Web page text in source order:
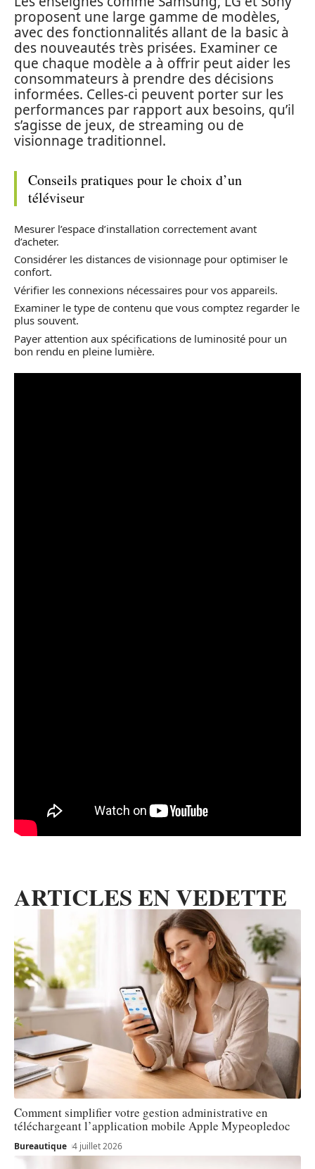
proposent une large gamme de modèles,
avec des fonctionnalités allant de la basic à
des nouveautés très prisées. Examiner ce
que chaque modèle a à offrir peut aider les
consommateurs à prendre des décisions
informées. Celles-ci peuvent porter sur les
performances par rapport aux besoins, qu’il
s’agisse de jeux, de streaming ou de
visionnage traditionnel.
Conseils pratiques pour le choix d’un
téléviseur
Mesurer l’espace d’installation correctement avant
d’acheter.
Considérer les distances de visionnage pour optimiser le
confort.
Vérifier les connexions nécessaires pour vos appareils.
Examiner le type de contenu que vous comptez regarder le
plus souvent.
Payer attention aux spécifications de luminosité pour un
bon rendu en pleine lumière.
ARTICLES EN VEDETTE
Comment simplifier votre gestion administrative en
téléchargeant l’application mobile Apple Mypeopledoc
Bureautique 4 juillet 2026